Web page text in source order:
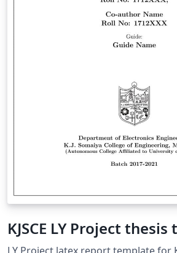
KJSCE LY Project